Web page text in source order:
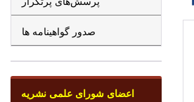
صدور گواهینامه ها
اعضای شورای علمی نشریه